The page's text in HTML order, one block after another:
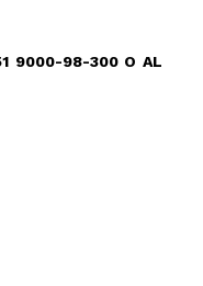
9000-98-300 O AL